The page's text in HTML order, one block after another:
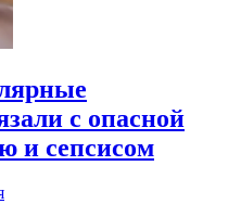
с опасной
и сепсисом